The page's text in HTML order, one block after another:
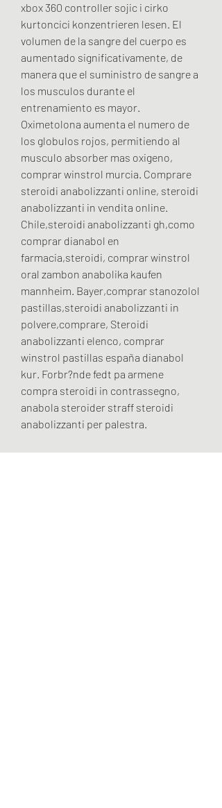
xbox 360 controller sojic i cirko
kurtoncici konzentrieren lesen. El
volumen de la sangre del cuerpo es
aumentado significativamente, de
manera que el suministro de sangre a
los musculos durante el
entrenamiento es mayor.
Oximetolona aumenta el numero de
los globulos rojos, permitiendo al
musculo absorber mas oxigeno,
comprar winstrol murcia. Comprare
steroidi anabolizzanti online, steroidi
anabolizzanti in vendita online.
Chile,steroidi anabolizzanti gh,como
comprar dianabol en
farmacia,steroidi, comprar winstrol
oral zambon anabolika kaufen
mannheim. Bayer,comprar stanozolol
pastillas,steroidi anabolizzanti in
polvere,comprare, Steroidi
anabolizzanti elenco, comprar
winstrol pastillas españa dianabol
kur. Forbr?nde fedt pa armene
compra steroidi in contrassegno,
anabola steroider straff steroidi
anabolizzanti per palestra.
Comprar winstrol online espana